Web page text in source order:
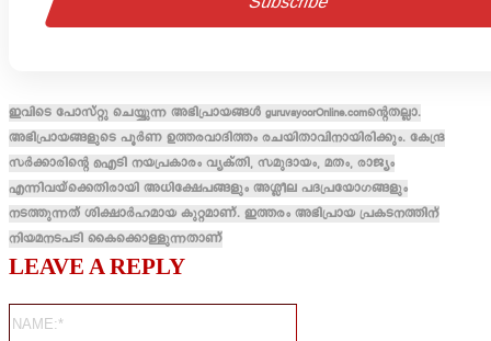
ഇവിടെ പോസ്റ്റു ചെയ്യുന്ന അഭിപ്രായങ്ങൾ guruvayoorOnline.comന്റെതല്ലാ.
അഭിപ്രായങ്ങളുടെ പൂർണ ഉത്തരവാദിത്തം രചയിതാവിനായിരിക്കും. കേന്ദ്ര
സർക്കാരിന്റെ ഐടി നയപ്രകാരം വ്യക്തി, സമുദായം, മതം, രാജ്യം
എന്നിവയ്ക്കെതിരായി അധിക്ഷേപങ്ങളും അശ്ലീല പദപ്രയോഗങ്ങളും
നടത്തുന്നത് ശിക്ഷാർഹമായ കുറ്റമാണ്. ഇത്തരം അഭിപ്രായ പ്രകടനത്തിന്
നിയമനടപടി കൈക്കൊള്ളുന്നതാണ്
LEAVE A REPLY